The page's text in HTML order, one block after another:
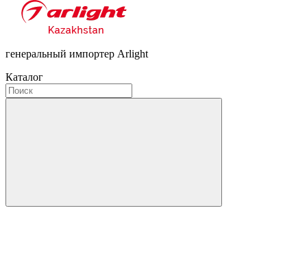
генеральный импортер Arlight
Каталог